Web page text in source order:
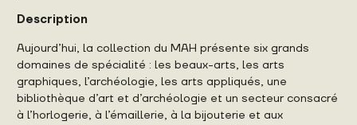
Description
Aujourd’hui, la collection du MAH présente six grands
domaines de spécialité : les beaux-arts, les arts
graphiques, l’archéologie, les arts appliqués, une
bibliothèque d’art et d’archéologie et un secteur consacré
à l’horlogerie, à l’émaillerie, à la bijouterie et aux